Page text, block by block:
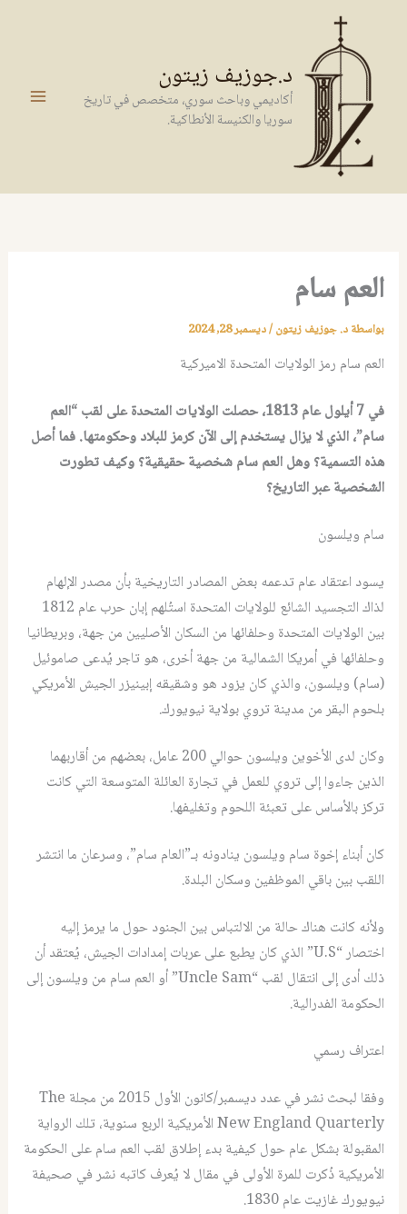
المحتوى
د.جوزيف زيتون
أكاديمي وباحث سوري، متخصص في تاريخ
سوريا والكنيسة الأنطاكية.
العم سام
بواسطةد. جوزيف زيتون/ديسمبر 28, 2024
العم سام رمز الولايات المتحدة الاميركية
في 7 أيلول عام 1813، حصلت الولايات المتحدة على لقب “العم
سام”، الذي لا يزال يستخدم إلى الآن كرمز للبلاد وحكومتها. فما أصل
هذه التسمية؟ وهل العم سام شخصية حقيقية؟ وكيف تطورت
الشخصية عبر التاريخ؟
سام ويلسون
يسود اعتقاد عام تدعمه بعض المصادر التاريخية بأن مصدر الإلهام
لذاك التجسيد الشائع للولايات المتحدة استُلهم إبان حرب عام 1812
بين الولايات المتحدة وحلفائها من السكان الأصليين من جهة، وبريطانيا
وحلفائها في أمريكا الشمالية من جهة أخرى، هو تاجر يُدعى صاموئيل
(سام) ويلسون، والذي كان يزود هو وشقيقه إبينيزر الجيش الأمريكي
بلحوم البقر من مدينة تروي بولاية نيويورك.
وكان لدى الأخوين ويلسون حوالي 200 عامل، بعضهم من أقاربهما
الذين جاءوا إلى تروي للعمل في تجارة العائلة المتوسعة التي كانت
تركز بالأساس على تعبئة اللحوم وتغليفها.
كان أبناء إخوة سام ويلسون ينادونه بـ”العام سام”، وسرعان ما انتشر
اللقب بين باقي الموظفين وسكان البلدة.
ولأنه كانت هناك حالة من الالتباس بين الجنود حول ما يرمز إليه
اختصار “U.S” الذي كان يطبع على عربات إمدادات الجيش، يُعتقد أن
ذلك أدى إلى انتقال لقب “Uncle Sam” أو العم سام من ويلسون إلى
الحكومة الفدرالية.
اعتراف رسمي
وفقا لبحث نشر في عدد ديسمبر/كانون الأول 2015 من مجلة The
New England Quarterly الأمريكية الربع سنوية، تلك الرواية
المقبولة بشكل عام حول كيفية بدء إطلاق لقب العم سام على الحكومة
الأمريكية ذُكرت للمرة الأولى في مقال لا يُعرف كاتبه نشر في صحيفة
نيويورك غازيت عام 1830.